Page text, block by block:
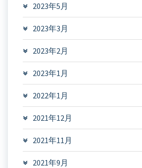
2023年5月
2023年3月
2023年2月
2023年1月
2022年1月
2021年12月
2021年11月
2021年9月